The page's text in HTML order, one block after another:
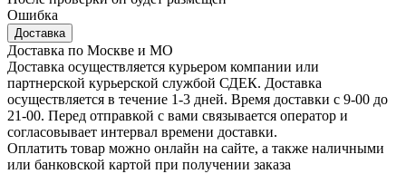
Ошибка
Доставка
Доставка по Москве и МО
Доставка осуществляется курьером компании или
партнерской курьерской службой СДЕК. Доставка
осуществляется в течение 1-3 дней. Время доставки с 9-00 до
21-00. Перед отправкой с вами связывается оператор и
согласовывает интервал времени доставки.
Оплатить товар можно онлайн на сайте, а также наличными
или банковской картой при получении заказа